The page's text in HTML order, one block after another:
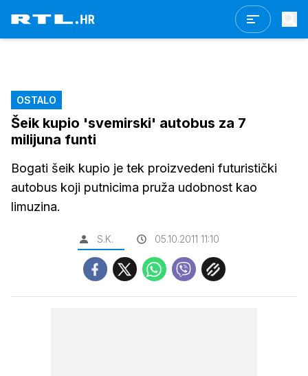
OSTALO
Šeik kupio 'svemirski' autobus za 7
milijuna funti
Bogati šeik kupio je tek proizvedeni futuristički
autobus koji putnicima pruža udobnost kao
limuzina.
S.K. 05.10.2011 11:10